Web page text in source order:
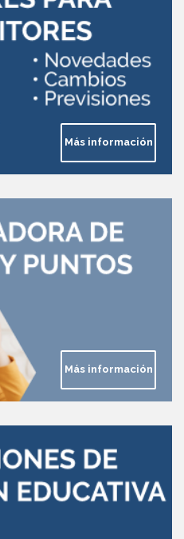
Más información
Más información